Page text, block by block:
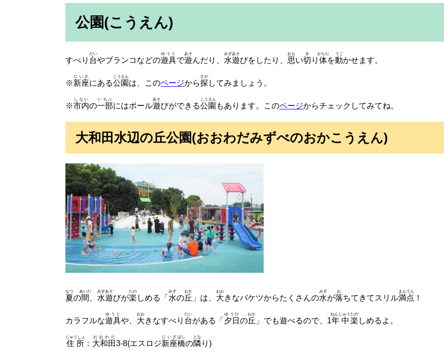
公園(こうえん)
すべり 台
だい
やブランコなどの遊具
ゆうぐ
で遊
あそ
んだり、 水遊
みずあそ
びをしたり、 思
おも
い切
き
り 体
からだ
を動
うご
かせます。
※新座
にいざ
にある公園
こうえん
は、このページから探
さが
してみましょう。
※市内
しない
の一部
いちぶ
にはボール遊
あそ
びができる公園
こうえん
もあります。このページからチェックしてみてね。
大和田水辺の丘公園(おおわだみずべのおかこうえん)
夏
なつ
の間
あいだ
水遊
みずあそ
びが楽
たの
しめる「 水
みず
の丘
おか
」は、 大
おお
きなバケツからたくさんの水
みず
が落
お
ちてきてスリル満点
まんてん
！
カラフルな遊具
ゆうぐ
や、 大
おお
きなすべり 台
だい
がある「 夕日
ゆうひ
の丘
おか
」でも遊べるので、1年中
ねんじゅう
楽
たの
しめるよ。
住所
じゅうしょ
： 大和田
おおわだ
3-8(エスロジ新座
にいざ
橋
ばし
の隣
とな
り)